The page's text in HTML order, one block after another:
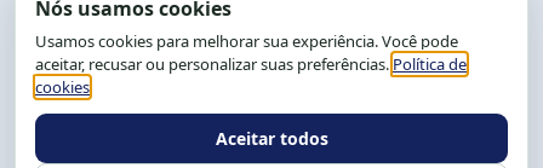
End.: R. da Graça, 150. Graça
CEP: 40.150-055
Salvador-BA, Brasil.
Tel.: (71) 2104-5457, Cel.: (71) 9 9239-2104 ou 2105
Expediente: 8h às 12h e 13 às 17h.